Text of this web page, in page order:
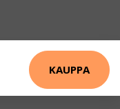
KAUPPA